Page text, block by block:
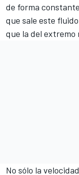
de forma
que sale este
que la del extremo
No sólo la